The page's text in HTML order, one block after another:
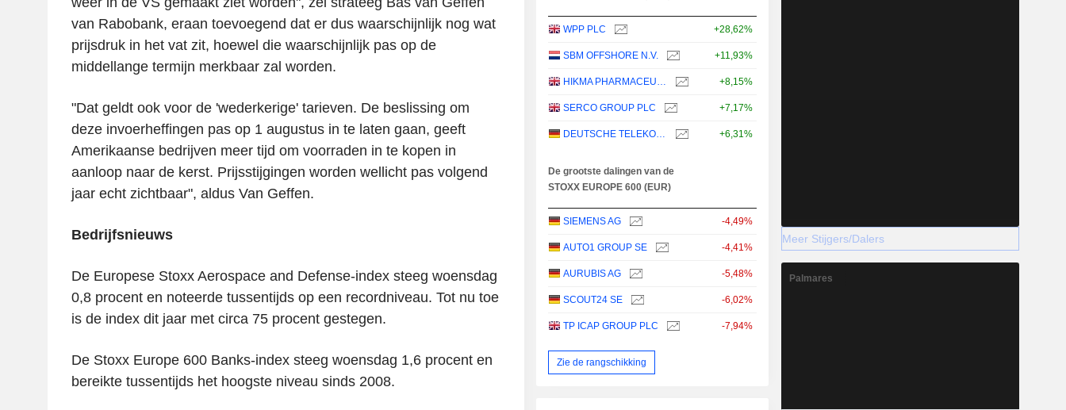
van Rabobank, eraan toevoegend dat er dus waarschijnlijk nog wat
prijsdruk in het vat zit, hoewel die waarschijnlijk pas op de
middellange termijn merkbaar zal worden.
"Dat geldt ook voor de 'wederkerige' tarieven. De beslissing om
deze invoerheffingen pas op 1 augustus in te laten gaan, geeft
Amerikaanse bedrijven meer tijd om voorraden in te kopen in
aanloop naar de kerst. Prijsstijgingen worden wellicht pas volgend
jaar echt zichtbaar", aldus Van Geffen.
Bedrijfsnieuws
De Europese Stoxx Aerospace and Defense-index steeg woensdag
0,8 procent en noteerde tussentijds op een recordniveau. Tot nu toe
is de index dit jaar met circa 75 procent gestegen.
De Stoxx Europe 600 Banks-index steeg woensdag 1,6 procent en
bereikte tussentijds het hoogste niveau sinds 2008.
WPP PLC +28,62%
SBM OFFSHORE N.V. +11,93%
HIKMA PHARMACEUTICALS PLC +8,15%
SERCO GROUP PLC +7,17%
DEUTSCHE TELEKOM AG +6,31%
De grootste dalingen van de
STOXX EUROPE 600 (EUR)
SIEMENS AG -4,49%
AUTO1 GROUP SE -4,41%
AURUBIS AG -5,48%
SCOUT24 SE -6,02%
TP ICAP GROUP PLC -7,94%
Zie de rangschikking
Meer Stijgers/Dalers
Palmares